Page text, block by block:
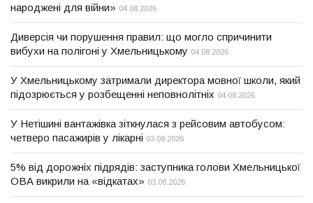
народжені для війни» 04.08.2026
Диверсія чи порушення правил: що могло спричинити
вибухи на полігоні у Хмельницькому 04.08.2026
У Хмельницькому затримали директора мовної школи, який
підозрюється у розбещенні неповнолітніх 04.08.2026
У Нетішині вантажівка зіткнулася з рейсовим автобусом:
четверо пасажирів у лікарні 03.08.2026
5% від дорожніх підрядів: заступника голови Хмельницької
ОВА викрили на «відкатах» 03.08.2026